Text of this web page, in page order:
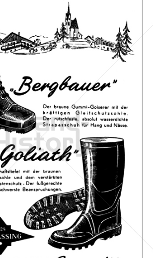
Semperit Aktiengesellschaft Holding 1956